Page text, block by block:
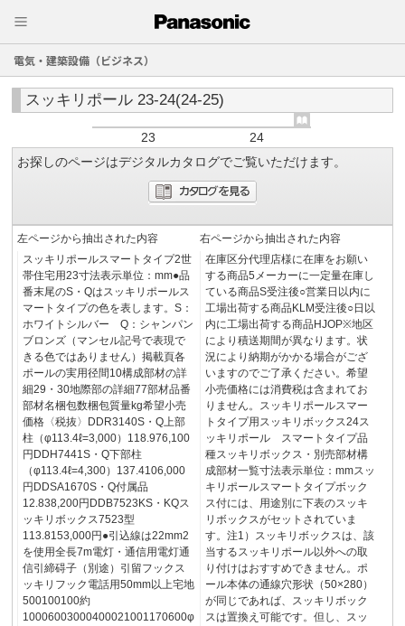
電気・建築設備（ビジネス）
スッキリポール 23-24(24-25)
23
24
お探しのページはデジタルカタログでご覧いただけます。
左ページから抽出された内容
スッキリポールスマートタイプ2世
帯住宅用23寸法表示単位：mm●品
番末尾のS・Qはスッキリポールス
マートタイプの色を表します。S：
ホワイトシルバー Q：シャンパン
ブロンズ（マンセル記号で表現で
きる色ではありません）掲載頁各
ポールの実用径間10構成部材の詳
細29・30地際部の詳細77部材品番
部材名梱包数梱包質量kg希望小売
価格〈税抜〉DDR3140S・Q上部
柱（φ113.4ℓ=3,000）118.976,100
円DDH7441S・Q下部柱
（φ113.4ℓ=4,300）137.4106,000
円DDSA1670S・Q付属品
12.838,200円DDB7523KS・KQス
ッキリボックス7523型
113.8153,000円●引込線は22mm2
を使用全長7m電灯・通信用電灯通
信引締碍子（別途）引留フックス
ッキリフック電話用50mm以上宅地
500100100約
10006003000400021001170600φ
右ページから抽出された内容
在庫区分代理店様に在庫をお願い
する商品5メーカーに一定量在庫し
ている商品S受注後○営業日以内に
工場出荷する商品KLM受注後○日以
内に工場出荷する商品HJOP※地区
により積送期間が異なります。状
況により納期がかかる場合がござ
いますのでご了承ください。希望
小売価格には消費税は含まれてお
りません。スッキリポールスマー
トタイプ用スッキリボックス24ス
ッキリポール スマートタイプ品
種スッキリボックス・別売部材構
成部材一覧寸法表示単位：mmスッ
キリポールスマートタイプボック
ス付には、用途別に下表のスッキ
リボックスがセットされていま
す。注1）スッキリボックスは、該
当するスッキリポール以外への取
り付けはおすすめできません。ポ
ール本体の通線穴形状（50×280）
が同じであれば、スッキリボック
スは置換え可能です。但し、スッ